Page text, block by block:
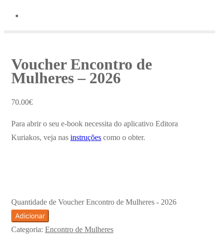
Voucher Encontro de
Mulheres – 2026
70.00€
Para abrir o seu e-book necessita do aplicativo Editora
Kuriakos, veja nas instruções como o obter.
Quantidade de Voucher Encontro de Mulheres - 2026
Adicionar
Categoria: Encontro de Mulheres